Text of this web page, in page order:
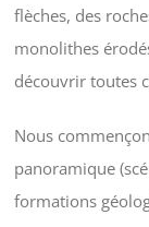
flèches, des
monolithes
découvrir toutes
Nous
panoramique
formations